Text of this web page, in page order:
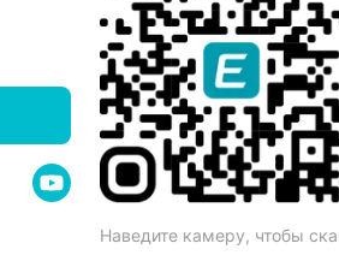
Наведите камеру, чтобы